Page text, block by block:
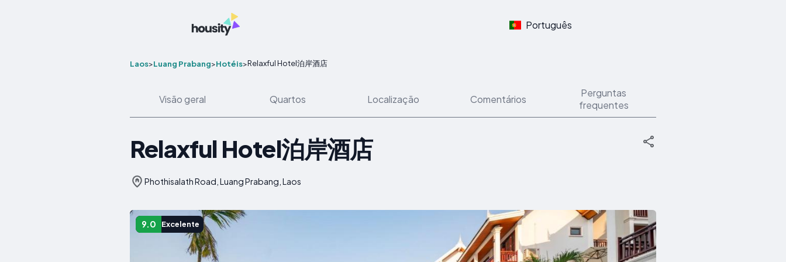
Português
Laos>Luang Prabang>Hotéis>Relaxful Hotel泊岸酒店
Visão geral Quartos Localização Comentários
Perguntas
frequentes
Relaxful Hotel泊岸酒店
Phothisalath Road, Luang Prabang, Laos
9.0 Excelente